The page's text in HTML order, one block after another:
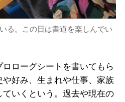
る。この日は書道を楽しんでい
ローグシートを書いてもら
好み、生まれや仕事、家族
いくという。過去や現在の